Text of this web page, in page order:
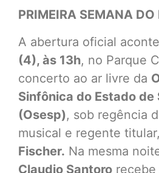
PRIMEIRA SEMANA DO
A abertura oficial
(4), às 13h, no Parque
concerto ao ar livre da
Sinfônica do Estado de
(Osesp), sob regência
musical e regente titular,
Fischer. Na mesma
Claudio Santoro